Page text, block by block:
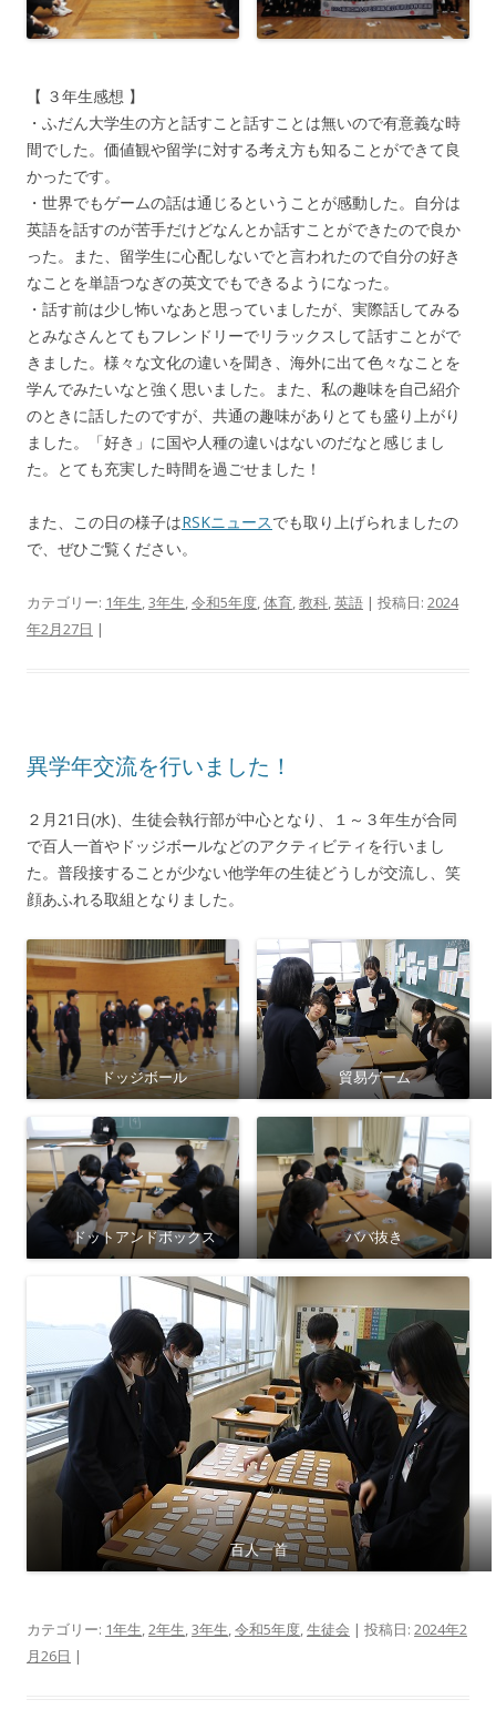
【 ３年生感想 】
・ふだん大学生の方と話すこと話すことは無いので有意義な時
間でした。価値観や留学に対する考え方も知ることができて良
かったです。
・世界でもゲームの話は通じるということが感動した。自分は
英語を話すのが苦手だけどなんとか話すことができたので良か
った。また、留学生に心配しないでと言われたので自分の好き
なことを単語つなぎの英文でもできるようになった。
・話す前は少し怖いなあと思っていましたが、実際話してみる
とみなさんとてもフレンドリーでリラックスして話すことがで
きました。様々な文化の違いを聞き、海外に出て色々なことを
学んでみたいなと強く思いました。また、私の趣味を自己紹介
のときに話したのですが、共通の趣味がありとても盛り上がり
ました。「好き」に国や人種の違いはないのだなと感じまし
た。とても充実した時間を過ごせました！
また、この日の様子はRSKニュースでも取り上げられましたの
で、ぜひご覧ください。
カテゴリー: 1年生,3年生,令和5年度,体育,教科,英語 | 投稿日: 2024
年2月27日 |
異学年交流を行いました！
２月21日(水)、生徒会執行部が中心となり、１～３年生が合同
で百人一首やドッジボールなどのアクティビティを行いまし
た。普段接することが少ない他学年の生徒どうしが交流し、笑
顔あふれる取組となりました。
ドッジボール 貿易ゲーム
ドットアンドボックス ババ抜き
百人一首
カテゴリー: 1年生,2年生,3年生,令和5年度,生徒会 | 投稿日: 2024年2
月26日 |